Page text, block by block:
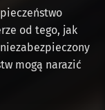
od tego, jak
mogą narazić